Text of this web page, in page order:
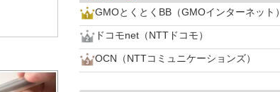
GMOとくとくBB（GMOインターネット）
ドコモnet（NTTドコモ）
OCN（NTTコミュニケーションズ）